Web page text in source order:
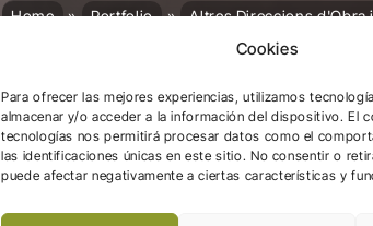
Cookies
Para ofrecer las mejores experiencias, utilizamos
almacenar y/o acceder a la información del dispositivo. El
tecnologías nos permitirá procesar datos como el
las identificaciones únicas en este sitio. No consentir o
puede afectar negativamente a ciertas características y
Home Portfolio
Altres Direccions d'Obra
Direcció d’Obra i Coordinació de Seguretat i